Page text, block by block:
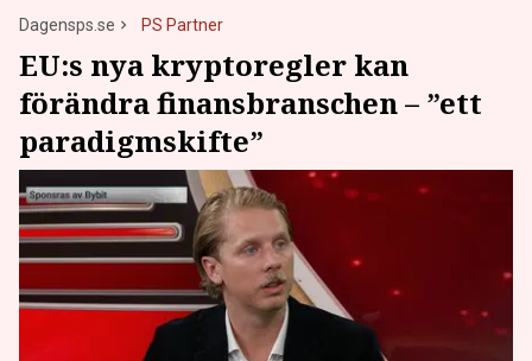
Dagensps.se PS Partner
EU:s nya kryptoregler kan
förändra finansbranschen – ”ett
paradigmskifte”